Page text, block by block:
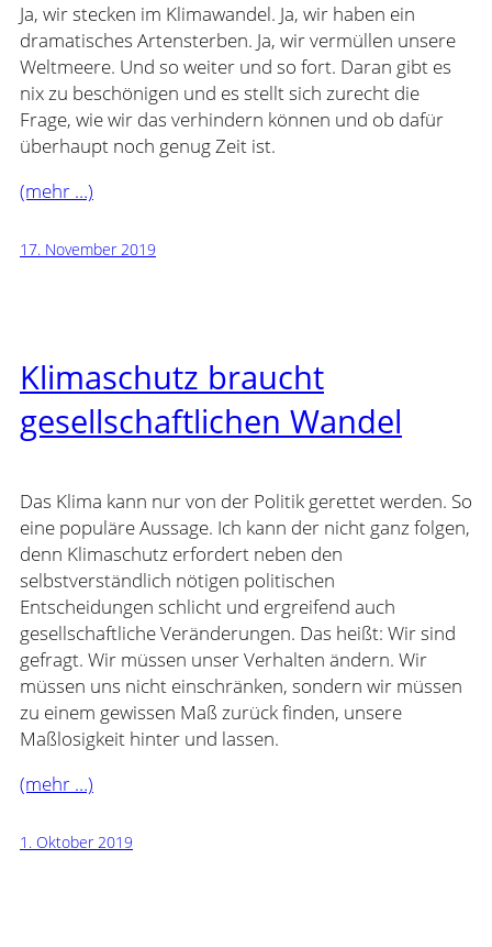
Ja, wir stecken im Klimawandel. Ja, wir haben ein
dramatisches Artensterben. Ja, wir vermüllen unsere
Weltmeere. Und so weiter und so fort. Daran gibt es
nix zu beschönigen und es stellt sich zurecht die
Frage, wie wir das verhindern können und ob dafür
überhaupt noch genug Zeit ist.
(mehr …)
17. November 2019
Klimaschutz braucht
gesellschaftlichen Wandel
Das Klima kann nur von der Politik gerettet werden. So
eine populäre Aussage. Ich kann der nicht ganz folgen,
denn Klimaschutz erfordert neben den
selbstverständlich nötigen politischen
Entscheidungen schlicht und ergreifend auch
gesellschaftliche Veränderungen. Das heißt: Wir sind
gefragt. Wir müssen unser Verhalten ändern. Wir
müssen uns nicht einschränken, sondern wir müssen
zu einem gewissen Maß zurück finden, unsere
Maßlosigkeit hinter und lassen.
(mehr …)
1. Oktober 2019